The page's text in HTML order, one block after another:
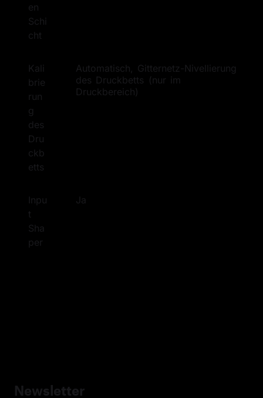
en
Schi
cht
Kali
brie
run
g
des
Dru
ckb
etts
Automatisch, Gitternetz-Nivellierung
des Druckbetts (nur im
Druckbereich)
Inpu
t
Sha
per
Ja
Newsletter